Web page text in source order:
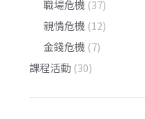
職場危機 (37)
親情危機 (12)
金錢危機 (7)
課程活動 (30)